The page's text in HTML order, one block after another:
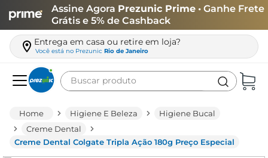
Assine Agora Prezunic Prime • Ganhe Frete
Grátis e 5% de Cashback
Entrega em casa ou retire em loja?
Você está no Prezunic Rio de Janeiro
Buscar produto
Higiene E Beleza
Higiene Bucal
Creme Dental
Creme Dental Colgate Tripla Ação 180g Preço Especial
leite